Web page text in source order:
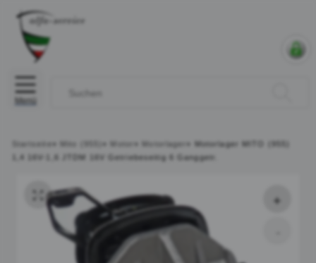
Menü
Startseite » » » Motorlager »
Motorlager MITO (955)
1,4 16V-1,6 JTDM 16V Getriebeseitig 6 Ganggetr.